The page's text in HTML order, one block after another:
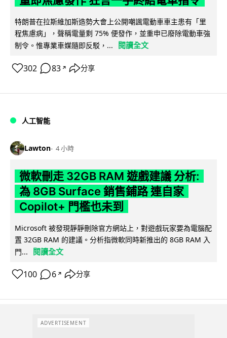
特朗普在拉斯維加斯造勢大會上公開嘲諷電動車車主患有「里
程焦慮病」，聲稱電量剩 75% 便發作，並重申已廢除電動車強
制令。惟專業車媒隨即反駁，...
閱讀全文
302 83 ↗ 分享
人工智能
Lawton 4 小時
微軟刪走 32GB RAM 遊戲建議 分析:
為 8GB Surface 銷售鋪路 連自家
Copilot+ 門檻也未到
Microsoft 被發現靜靜刪除官方網站上，對遊戲玩家要為電腦配
置 32GB RAM 的建議。分析指微軟同時新推出的 8GB RAM 入
門...
閱讀全文
100 6 ↗ 分享
ADVERTISEMENT